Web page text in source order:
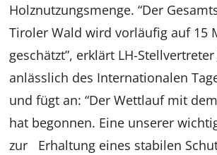
Holznutzungsmenge. “Der
Tiroler Wald wird vorläufig auf 15
geschätzt”, erklärt LH-
anlässlich des Internationalen
und fügt an: “Der Wettlauf mit
hat begonnen. Eine unserer
zur Erhaltung eines stabilen